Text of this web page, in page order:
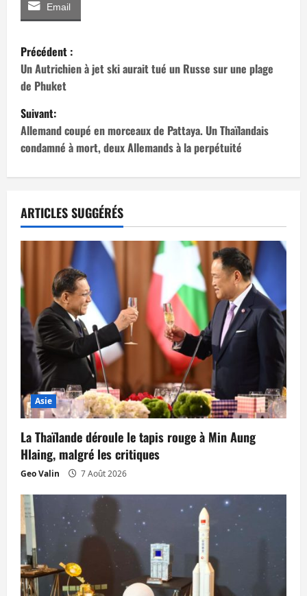
Email
N
a
v
i
g
t
i
o
n
d
a
r
t
i
c
l
e
Précédent :
Un Autrichien à jet ski aurait tué un Russe sur une plage
de Phuket
Suivant:
Allemand coupé en morceaux de Pattaya. Un Thaïlandais
condamné à mort, deux Allemands à la perpétuité
ARTICLES SUGGÉRÉS
Asie
La Thaïlande déroule le tapis rouge à Min Aung
Hlaing, malgré les critiques
Geo Valin 7 Août 2026